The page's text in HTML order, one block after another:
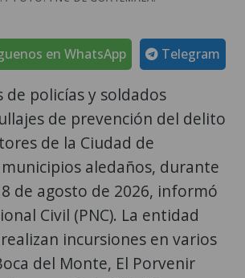
Telegram
en WhatsApp
de policías y soldados
de prevención del delito
de la Ciudad de
aledaños, durante
de agosto de 2026, informó
Civil (PNC). La entidad
incursiones en varios
del Monte, El Porvenir